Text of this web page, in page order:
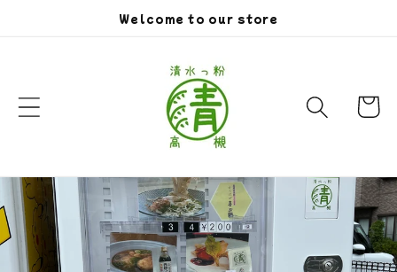
Welcome to our store
ー